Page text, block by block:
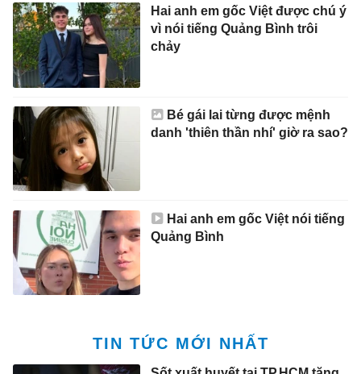
Hai anh em gốc Việt được chú ý
vì nói tiếng Quảng Bình trôi
chảy
Bé gái lai từng được mệnh
danh 'thiên thần nhí' giờ ra sao?
Hai anh em gốc Việt nói tiếng
Quảng Bình
TIN TỨC MỚI NHẤT